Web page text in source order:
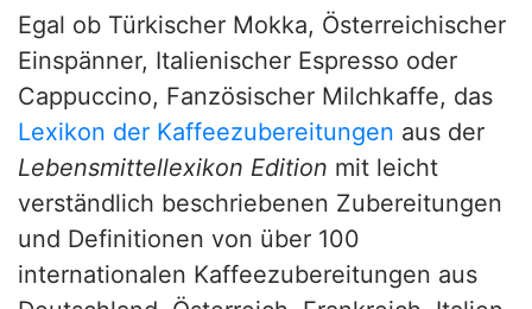
Egal ob Türkischer Mokka, Österreichischer
Einspänner, Italienischer Espresso oder
Cappuccino, Fanzösischer Milchkaffe, das
Lexikon der Kaffeezubereitungen aus der
Lebensmittellexikon Edition mit leicht
verständlich beschriebenen Zubereitungen
und Definitionen von über 100
internationalen Kaffeezubereitungen aus